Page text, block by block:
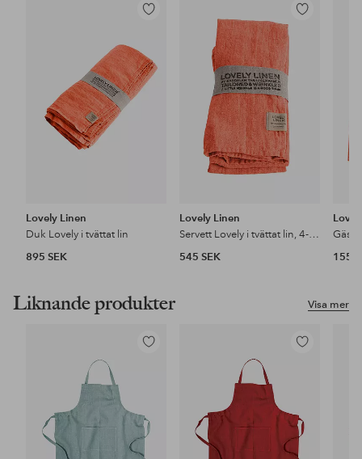
Lägg
favoriter
Lovely Linen
Duk Lovely i tvättat lin
895 SEK
Lägg
Lovely Linen
Servett Lovely i tvättat lin, 4-pack
545 SEK
155
Visa mer
Liknande produkter
Lägg
Lägg